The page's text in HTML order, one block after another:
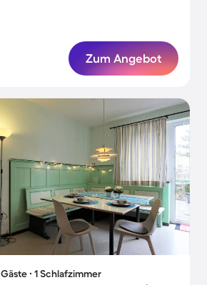
Zum Angebot
∙ 1 Schlafzimmer